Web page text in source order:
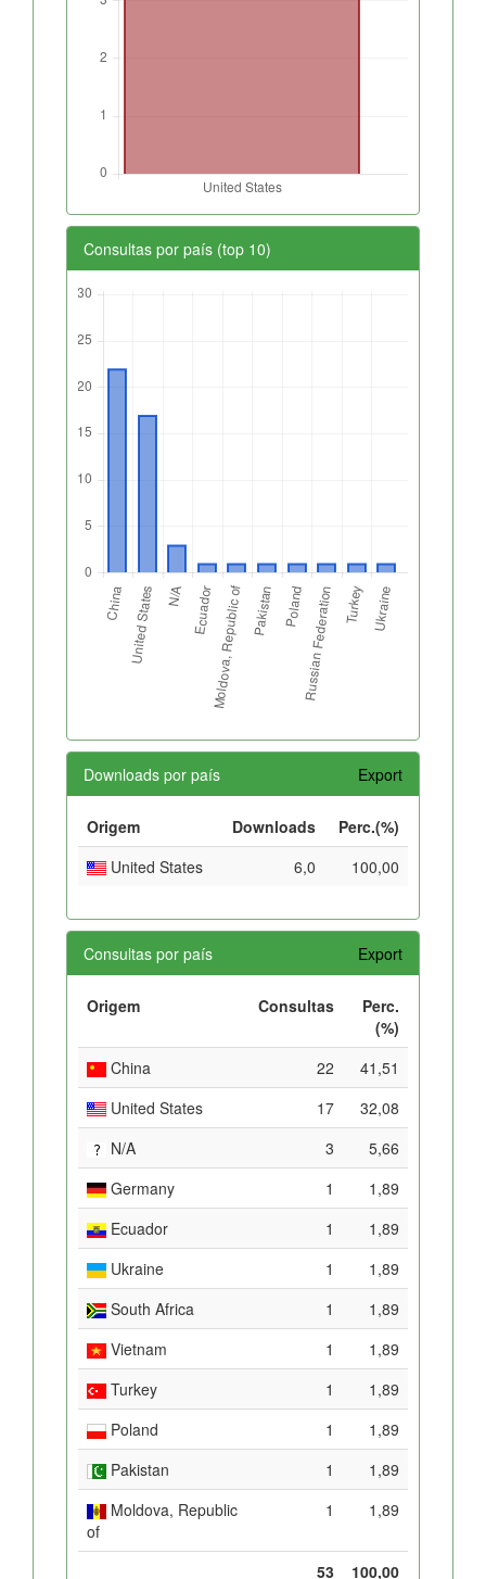
Consultas por país (top 10)
Downloads por país Export
Origem Downloads
Perc.(%)
United States
6,0 100,00
Consultas por país Export
Origem Consultas
Perc.
(%)
China
22
41,51
United States
17
32,08
N/A
3
5,66
Germany
1
1,89
Ecuador
1
1,89
Ukraine
1
1,89
South Africa
1
1,89
Vietnam
1
1,89
Turkey
1
1,89
Poland
1
1,89
Pakistan
1
1,89
Moldova, Republic
of
1 1,89
53 100,00